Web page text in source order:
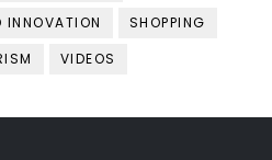
INNOVATION
SHOPPING
VIDEOS